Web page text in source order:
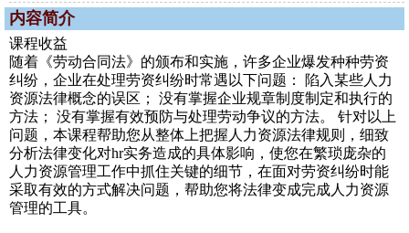
内容简介
课程收益
随着《劳动合同法》的颁布和实施，许多企业爆发种种劳资
纠纷，企业在处理劳资纠纷时常遇以下问题： 陷入某些人力
资源法律概念的误区； 没有掌握企业规章制度制定和执行的
方法； 没有掌握有效预防与处理劳动争议的方法。 针对以上
问题，本课程帮助您从整体上把握人力资源法律规则，细致
分析法律变化对hr实务造成的具体影响，使您在繁琐庞杂的
人力资源管理工作中抓住关键的细节，在面对劳资纠纷时能
采取有效的方式解决问题，帮助您将法律变成完成人力资源
管理的工具。